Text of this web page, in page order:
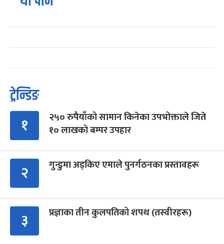
ट्रेन्डिङ
१
२५० रुपैयाँको सामान किनेका उपभोक्ताले जिते
१० लाखको बम्पर उपहार
२ गुन्डुमा अड्किए एमाले पुनर्गठनका प्रस्तावहरू
३ प्रज्ञाका तीन कुलपतिको शपथ (तस्वीरहरू)